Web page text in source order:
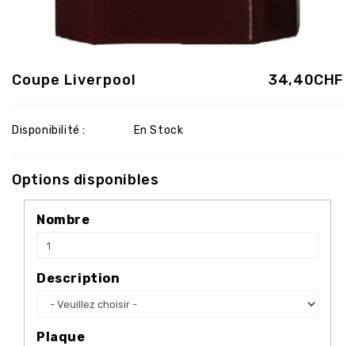
34,40CHF
Coupe Liverpool
Disponibilité : En Stock
Options disponibles
Nombre
Description
Plaque